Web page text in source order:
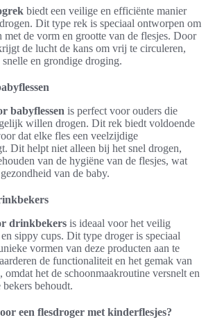
biedt een veilige en efficiënte manier
Dit type rek is speciaal ontworpen om
met de vorm en grootte van de flesjes. Door
de lucht de kans om vrij te circuleren,
en grondige droging.
babyflessen is perfect voor ouders die
willen drogen. Dit rek biedt voldoende
dat elke fles een veelzijdige
Dit helpt niet alleen bij het snel drogen,
van de hygiëne van de flesjes, wat
van de baby.
drinkbekers is ideaal voor het veilig
sippy cups. Dit type droger is speciaal
vormen van deze producten aan te
de functionaliteit en het gemak van
omdat het de schoonmaakroutine versnelt en
behoudt.
een flesdroger met kinderflesjes?